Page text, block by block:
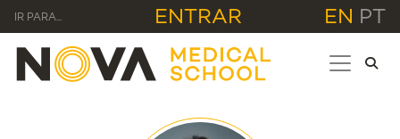
IR PARA... ENTRAR EN PT